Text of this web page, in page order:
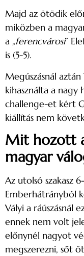
Majd az ötödik
miközben a
a „ferencvárosi”
is (5-5).
Megúszásnál
kihasználta a nagy
challenge-et kért
kiállítás nem
Mit hozott
magyar
Az utolsó szakasz
Emberhátrányból
Vályi a ráúszásnál
ennek nem volt
előnynél nagyot
megszerezni, sőt